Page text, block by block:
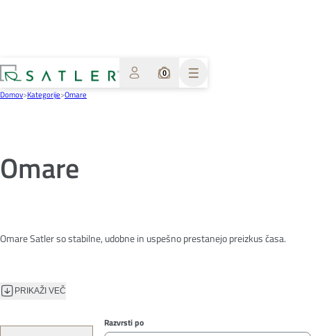
0
Domov>Kategorije>Omare
Omare
Omare Satler so stabilne, udobne in uspešno prestanejo preizkus časa.
PRIKAŽI VEČ
Razvrsti po